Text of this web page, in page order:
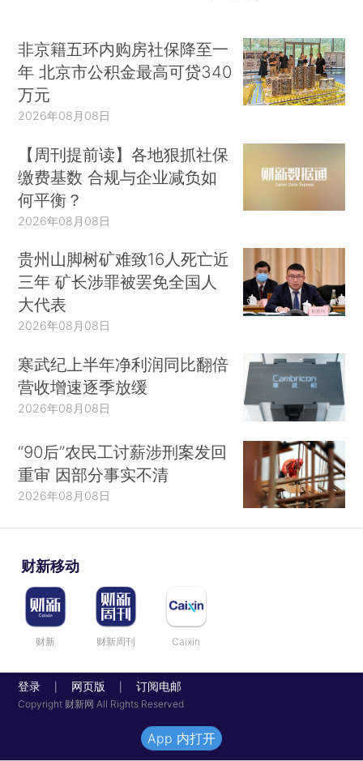
非京籍五环内购房社保降至一
年 北京市公积金最高可贷340
万元
2026年08月08日
【周刊提前读】各地狠抓社保
缴费基数 合规与企业减负如
何平衡？
2026年08月08日
贵州山脚树矿难致16人死亡近
三年 矿长涉罪被罢免全国人
大代表
2026年08月08日
寒武纪上半年净利润同比翻倍
营收增速逐季放缓
2026年08月08日
“90后”农民工讨薪涉刑案发回
重审 因部分事实不清
2026年08月08日
财新移动
财新 财新周刊 Caixin
登录 网页版 订阅电邮
Copyright 财新网 All Rights Reserved
App 内打开